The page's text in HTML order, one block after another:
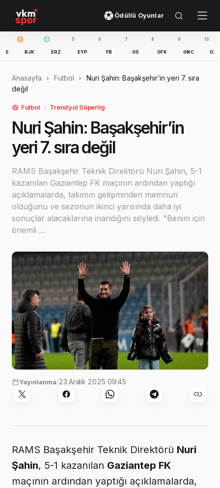
Ödüllü Oyunlar
BJK ERZ EYP FB GS GFK GNC GZT
Anasayfa Futbol
Nuri Şahin: Başakşehir’in yeri 7. sıra
değil
Futbol Trendyol Süperlig
Nuri Şahin: Başakşehir’in
yeri 7. sıra değil
RAMS Başakşehir Teknik Direktörü Nuri Şahin, 5-1
kazanılan Gaziantep FK maçının ardından yaptığı
açıklamalarda, takımın gelişiminden memnun
olduğunu ve sezonun ikinci yarısında daha iyi
sonuçlar alacaklarına inandığını söyledi. "Benim için
önemli …
Yayınlanma:23 Aralık 2025 09:45
RAMS Başakşehir Teknik Direktörü Nuri
Şahin, 5-1 kazanılan Gaziantep FK
maçının ardından yaptığı açıklamalarda,